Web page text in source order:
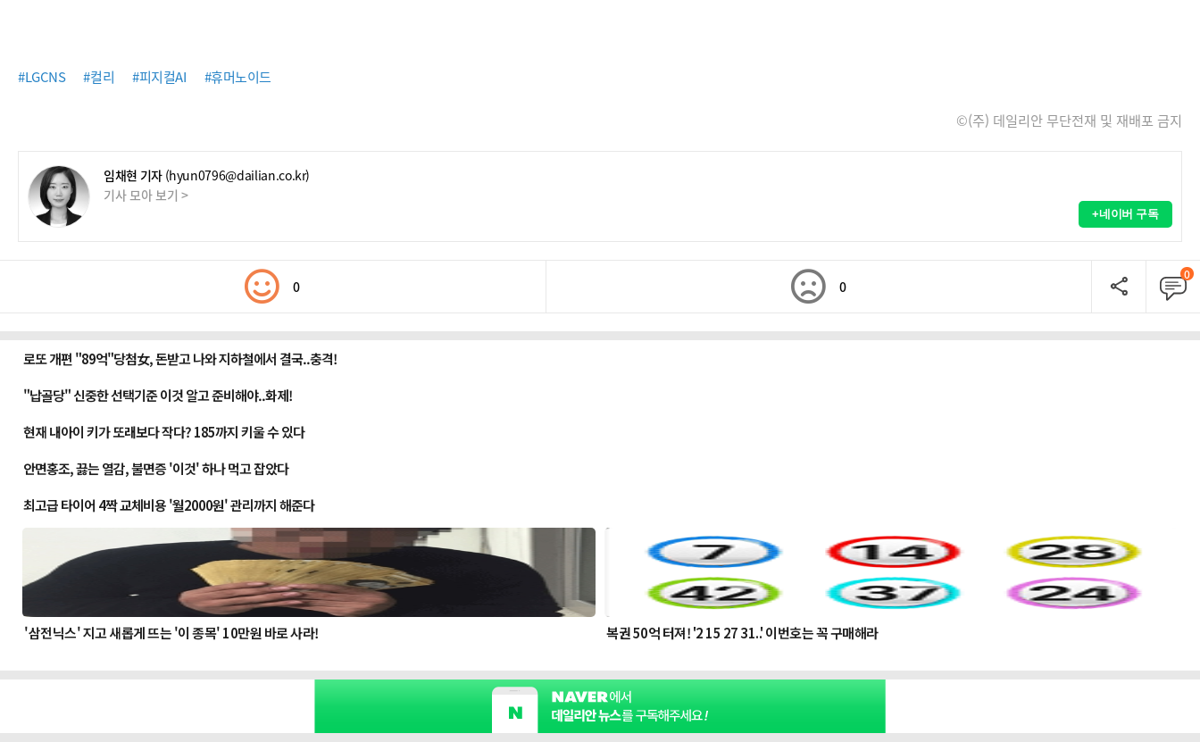
#LGCNS #컬리 #피지컬AI #휴머노이드
©(주) 데일리안 무단전재 및 재배포 금지
임채현 기자 (hyun0796@dailian.co.kr)
기사 모아 보기 >
+네이버 구독
0 0
0